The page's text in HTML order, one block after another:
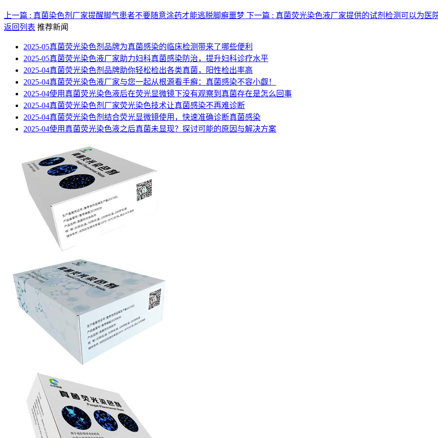
上一篇 : 真菌染色剂厂家提醒脚气患者不要随意涂药才能逃脱脚癣噩梦 下一篇 : 真菌荧光染色液厂家提供的试剂检测可以为医
返回列表 推荐新闻
2025-05真菌荧光染色剂品牌为真菌感染的临床检测带来了哪些便利
2025-05真菌荧光染色液厂家助力妇科真菌感染防治，提升妇科诊疗水平
2025-04真菌荧光染色剂品牌助你轻松检出各类真菌，阳性检出率高
2025-04真菌荧光染色液厂家与您一起从根源看手癣：真菌感染不容小觑！
2025-04使用真菌荧光染色液后在荧光显微镜下没有观察到真菌存在是怎么回事
2025-04真菌荧光染色剂厂家荧光染色技术让真菌感染不再难诊断
2025-04真菌荧光染色剂结合荧光显微镜使用，快速准确诊断真菌感染
2025-04使用真菌荧光染色液之后真菌未显现？探讨可能的原因与解决方案